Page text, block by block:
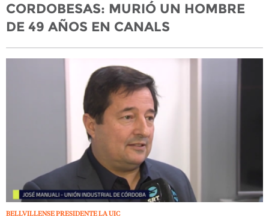
CORDOBESAS: MURIÓ UN HOMBRE
DE 49 AÑOS EN CANALS
BELLVILLENSE PRESIDENTE LA UIC